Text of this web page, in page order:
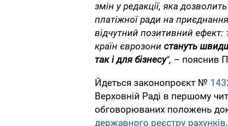
змін у редакції, яка
платіжної ради на
відчутний позитивний ефект:
країн єврозони стануть
так і для бізнесу", – пояснив
Йдеться законопроєкт №
Верховній Раді в першому
обговорюваних положень
державного реєстру рахунків.